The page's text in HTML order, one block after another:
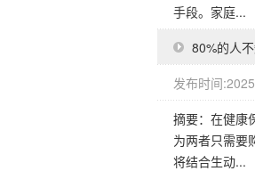
手段。家庭...
80%的人
发布时间
摘要：在健康
为两者只需要
将结合生动...